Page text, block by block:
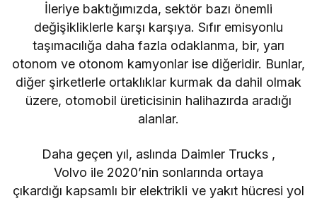
İleriye baktığımızda, sektör bazı önemli
değişikliklerle karşı karşıya. Sıfır emisyonlu
taşımacılığa daha fazla odaklanma, bir, yarı
otonom ve otonom kamyonlar ise diğeridir. Bunlar,
diğer şirketlerle ortaklıklar kurmak da dahil olmak
üzere, otomobil üreticisinin halihazırda aradığı
alanlar.
Daha geçen yıl, aslında Daimler Trucks ,
Volvo ile 2020’nin sonlarında ortaya
çıkardığı kapsamlı bir elektrikli ve yakıt hücresi yol